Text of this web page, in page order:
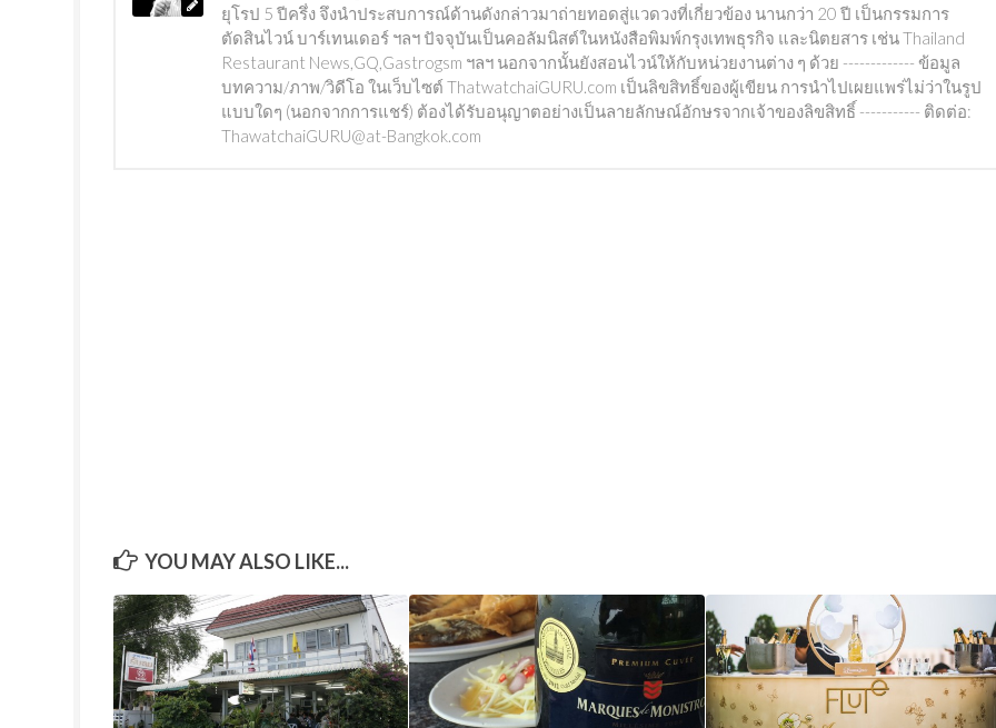
ยุโรป 5 ปีครึ่ง จึงนำประสบการณ์ด้านดังกล่าวมาถ่ายทอดสู่แวดวงที่เกี่ยวข้อง นานกว่า 20 ปี เป็นกรรมการ
ตัดสินไวน์ บาร์เทนเดอร์ ฯลฯ ปัจจุบันเป็นคอลัมนิสต์ในหนังสือพิมพ์กรุงเทพธุรกิจ และนิตยสาร เช่น Thailand
Restaurant News,GQ,Gastrogsm ฯลฯ นอกจากนั้นยังสอนไวน์ให้กับหน่วยงานต่าง ๆ ด้วย ------------- ข้อมูล
บทความ/ภาพ/วิดีโอ ในเว็บไซต์ ThatwatchaiGURU.com เป็นลิขสิทธิ์ของผู้เขียน การนำไปเผยแพร่ไม่ว่าในรูป
แบบใดๆ (นอกจากการแชร์) ต้องได้รับอนุญาตอย่างเป็นลายลักษณ์อักษรจากเจ้าของลิขสิทธิ์ ----------- ติดต่อ:
ThawatchaiGURU@at-Bangkok.com
YOU MAY ALSO LIKE...